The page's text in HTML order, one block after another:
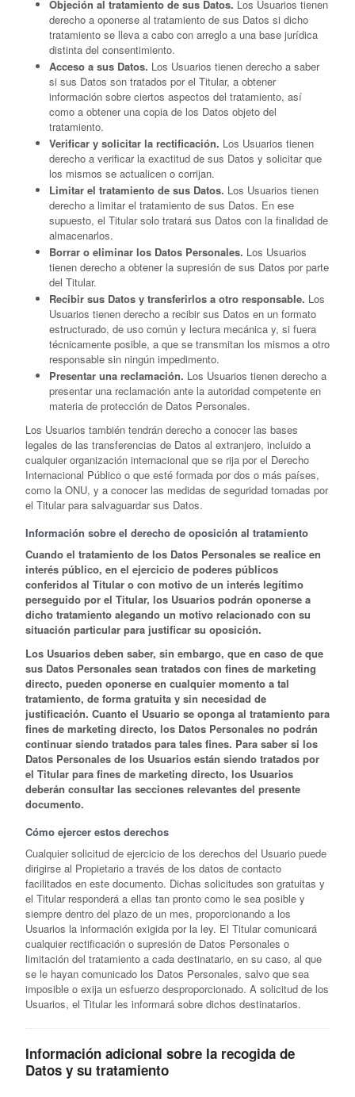
Objeción al tratamiento de sus Datos. Los Usuarios tienen
derecho a oponerse al tratamiento de sus Datos si dicho
tratamiento se lleva a cabo con arreglo a una base jurídica
distinta del consentimiento.
Acceso a sus Datos. Los Usuarios tienen derecho a saber
si sus Datos son tratados por el Titular, a obtener
información sobre ciertos aspectos del tratamiento, así
como a obtener una copia de los Datos objeto del
tratamiento.
Verificar y solicitar la rectificación. Los Usuarios tienen
derecho a verificar la exactitud de sus Datos y solicitar que
los mismos se actualicen o corrijan.
Limitar el tratamiento de sus Datos. Los Usuarios tienen
derecho a limitar el tratamiento de sus Datos. En ese
supuesto, el Titular solo tratará sus Datos con la finalidad de
almacenarlos.
Borrar o eliminar los Datos Personales. Los Usuarios
tienen derecho a obtener la supresión de sus Datos por parte
del Titular.
Recibir sus Datos y transferirlos a otro responsable. Los
Usuarios tienen derecho a recibir sus Datos en un formato
estructurado, de uso común y lectura mecánica y, si fuera
técnicamente posible, a que se transmitan los mismos a otro
responsable sin ningún impedimento.
Presentar una reclamación. Los Usuarios tienen derecho a
presentar una reclamación ante la autoridad competente en
materia de protección de Datos Personales.
Los Usuarios también tendrán derecho a conocer las bases
legales de las transferencias de Datos al extranjero, incluido a
cualquier organización internacional que se rija por el Derecho
Internacional Público o que esté formada por dos o más países,
como la ONU, y a conocer las medidas de seguridad tomadas por
el Titular para salvaguardar sus Datos.
Información sobre el derecho de oposición al tratamiento
Cuando el tratamiento de los Datos Personales se realice en
interés público, en el ejercicio de poderes públicos
conferidos al Titular o con motivo de un interés legítimo
perseguido por el Titular, los Usuarios podrán oponerse a
dicho tratamiento alegando un motivo relacionado con su
situación particular para justificar su oposición.
Los Usuarios deben saber, sin embargo, que en caso de que
sus Datos Personales sean tratados con fines de marketing
directo, pueden oponerse en cualquier momento a tal
tratamiento, de forma gratuita y sin necesidad de
justificación. Cuanto el Usuario se oponga al tratamiento para
fines de marketing directo, los Datos Personales no podrán
continuar siendo tratados para tales fines. Para saber si los
Datos Personales de los Usuarios están siendo tratados por
el Titular para fines de marketing directo, los Usuarios
deberán consultar las secciones relevantes del presente
documento.
Cómo ejercer estos derechos
Cualquier solicitud de ejercicio de los derechos del Usuario puede
dirigirse al Propietario a través de los datos de contacto
facilitados en este documento. Dichas solicitudes son gratuitas y
el Titular responderá a ellas tan pronto como le sea posible y
siempre dentro del plazo de un mes, proporcionando a los
Usuarios la información exigida por la ley. El Titular comunicará
cualquier rectificación o supresión de Datos Personales o
limitación del tratamiento a cada destinatario, en su caso, al que
se le hayan comunicado los Datos Personales, salvo que sea
imposible o exija un esfuerzo desproporcionado. A solicitud de los
Usuarios, el Titular les informará sobre dichos destinatarios.
Información adicional sobre la recogida de
Datos y su tratamiento